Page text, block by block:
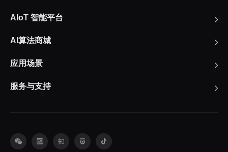
AIoT 智能平台
AI算法商城
应用场景
服务与支持